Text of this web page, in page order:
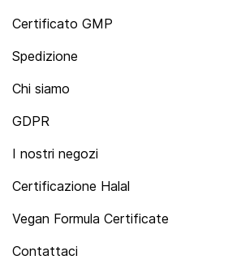
Certificato GMP
Spedizione
Chi siamo
GDPR
I nostri negozi
Certificazione Halal
Vegan Formula Certificate
Contattaci